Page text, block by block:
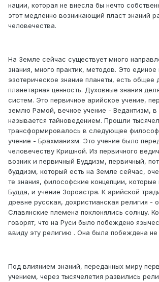
нации, которая не внесла бы нечто
этот медленно возникающий пласт знаний
человечества.
На Земле сейчас существует много
знания, много практик, методов. Это
эзотерическое знание планеты, есть общее
планетарная ценность. Духовные знания
систем. Это первичное арийское учение,
землю Рамой, вечное учение - Ведантизм, в
называется тайноведением. Прошли
трансформировалось в следующее
учение - Брахманизм. Это учение было
человечеству Кришной. Из первичного
возник и первичный Буддизм, первичный,
буддизм, который есть на Земле сейчас,
те знания, философские концепции,
Будда, и учение Зороастра. К арийской
древне русская, дохристианская религия -
Славянские племена поклонялись солнцу.
говорят, что на Руси было побеждено
ввиду эту религию . Она была побеждена не
Под влиянием знаний, переданных миру
учением, через тысячелетия развились